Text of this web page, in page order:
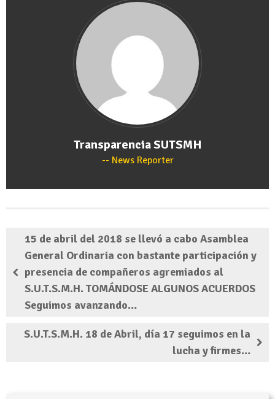
Transparencia SUTSMH
News Reporter
15 de abril del 2018 se llevó a cabo Asamblea
General Ordinaria con bastante participación y
presencia de compañeros agremiados al
S.U.T.S.M.H. TOMÁNDOSE ALGUNOS ACUERDOS
Seguimos avanzando…
S.U.T.S.M.H. 18 de Abril, día 17 seguimos en la
lucha y firmes…